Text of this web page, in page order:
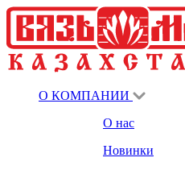
О КОМПАНИИ
О нас
Новинки